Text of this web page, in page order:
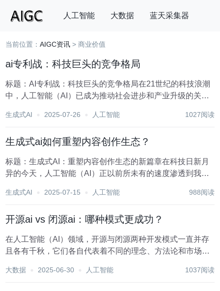
人工智能 大数据 蓝天采集器
搜索
当前位置：AIGC资讯 > 商业价值
ai专利战：科技巨头的竞争格局
标题：AI专利战：科技巨头的竞争格局在21世纪的科技浪潮
中，人工智能（AI）已成为推动社会进步和产业升级的关键
的激烈竞争在全球范围内悄然展开。科技巨头们纷纷加大研
生成式AI 2025-07-26 人工智能 1027阅读
生成式ai如何重塑内容创作生态？
标题：生成式AI：重塑内容创作生态的新篇章在科技日新月
异的今天，人工智能（AI）正以前所未有的速度渗透到我们
支，正悄然改变着内容创作的格局。生成式AI，通过深度学
生成式AI 2025-07-15 人工智能 988阅读
开源ai vs 闭源ai：哪种模式更成功？
在人工智能（AI）领域，开源与闭源两种开发模式一直并存
且各有千秋，它们各自代表着不同的理念、方法论和市场策
度，还深刻影响着行业的生态构建、商业化路径以及数据隐
大数据 2025-06-30 人工智能 1037阅读